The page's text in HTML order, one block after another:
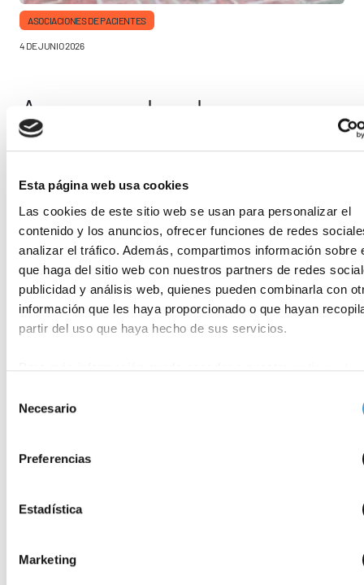
Esta página web usa cookies
Las cookies de este sitio web se usan para personalizar el
contenido y los anuncios, ofrecer funciones de redes
analizar el tráfico. Además, compartimos información sobre
que haga del sitio web con nuestros partners de redes
publicidad y análisis web, quienes pueden combinarla con
información que les haya proporcionado o que hayan
partir del uso que haya hecho de sus servicios.
Necesario
Preferencias
Estadística
Marketing
ASOCIACIONES DE PACIENTES
4 DE JUNIO 2026
Aspaym abre las
inscripciones para su
campamento inclusivo
de verano
La Federación Nacional Aspaym -Asociación de personas con
lesión medular y otras discapacidades físicas- ha abierto el
plazo de inscripción para participar en la XXIX edición de su
tradicional Campamento Aspaym,